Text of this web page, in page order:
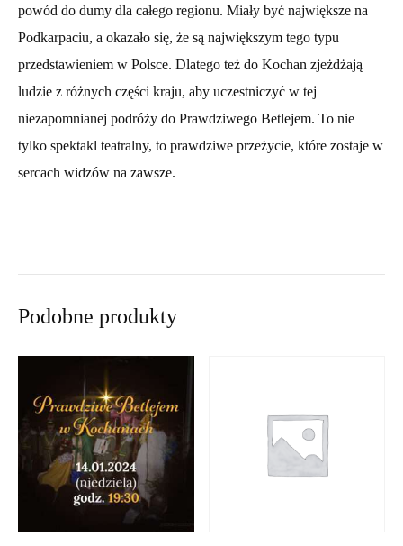
powód do dumy dla całego regionu. Miały być największe na
Podkarpaciu, a okazało się, że są największym tego typu
przedstawieniem w Polsce. Dlatego też do Kochan zjeżdżają
ludzie z różnych części kraju, aby uczestniczyć w tej
niezapomnianej podróży do Prawdziwego Betlejem. To nie
tylko spektakl teatralny, to prawdziwe przeżycie, które zostaje w
sercach widzów na zawsze.
Podobne produkty